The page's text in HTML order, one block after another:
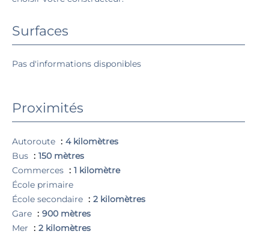
Surfaces
Pas d'informations disponibles
Proximités
Autoroute
4 kilomètres
Bus
150 mètres
Commerces
1 kilomètre
École primaire
École secondaire
2 kilomètres
Gare
900 mètres
Mer
2 kilomètres